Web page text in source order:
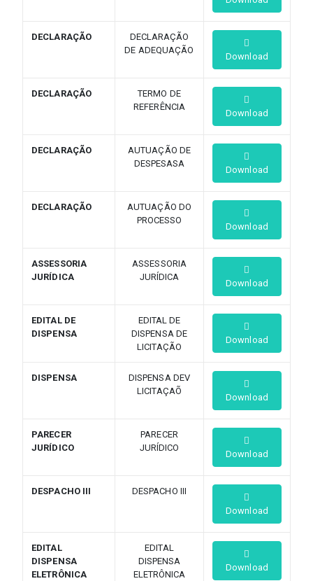
DECLARAÇÃO
DECLARAÇÃO
DE ADEQUAÇÃO
Download
DECLARAÇÃO
TERMO DE
REFERÊNCIA
Download
DECLARAÇÃO
AUTUAÇÃO DE
DESPESASA
Download
DECLARAÇÃO
AUTUAÇÃO DO
PROCESSO
Download
ASSESSORIA
JURÍDICA
ASSESSORIA
JURÍDICA
Download
EDITAL DE
DISPENSA
EDITAL DE
DISPENSA DE
LICITAÇÃO
Download
DISPENSA
DISPENSA DEV
LICITAÇAÕ
Download
PARECER
JURÍDICO
PARECER
JURÍDICO
Download
DESPACHO III
DESPACHO III
Download
EDITAL
DISPENSA
ELETRÔNICA
EDITAL
DISPENSA
ELETRÔNICA
Download